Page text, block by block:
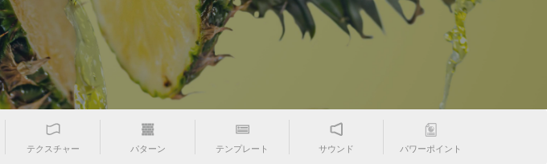
テクスチャー パターン テンプレート サウンド パワーポイント